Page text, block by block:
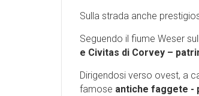
Sulla strada anche
Seguendo il fiume Weser
e Civitas di Corvey –
Dirigendosi verso ovest, a
famose antiche faggete -